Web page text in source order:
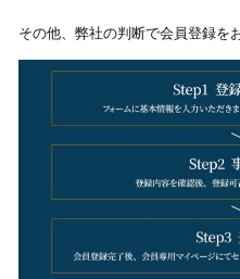
その他、弊社の判断で会員登録を